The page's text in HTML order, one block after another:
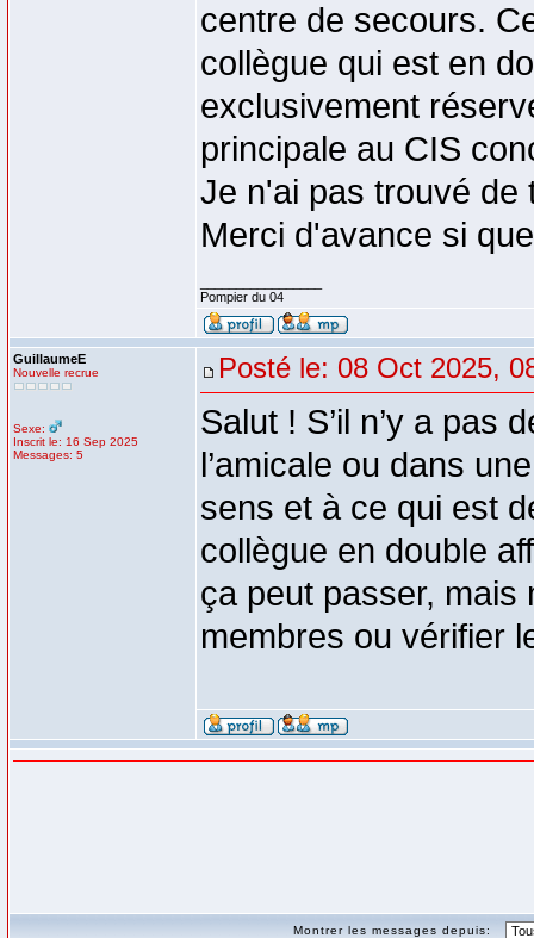
centre de secours.
collègue qui est en
exclusivement
principale au CIS
Je n'ai pas trouvé de
Merci d'avance si
Pompier du 04
GuillaumeE
Nouvelle recrue
Sexe:
Inscrit le: 16 Sep 2025
Messages: 5
Posté le: 08 Oct 2025,
Salut ! S’il n’y a pas
l’amicale ou dans
sens et à ce qui est
collègue en double
ça peut passer, mais
membres ou vérifier
Montrer les messages depuis: